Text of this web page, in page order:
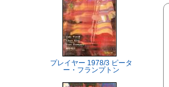
プレイヤー 1978/3 ピータ
ー・フランプトン